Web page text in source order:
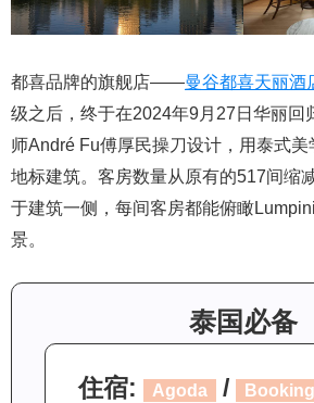
都喜品牌的旗舰店——曼谷都喜天丽酒
级之后，终于在2024年9月27日华丽回
师André Fu傅厚民操刀设计，用泰式
地标建筑。客房数量从原有的517间缩
于建筑一侧，每间客房都能俯瞰
景。
泰国必备
住宿: Agoda /